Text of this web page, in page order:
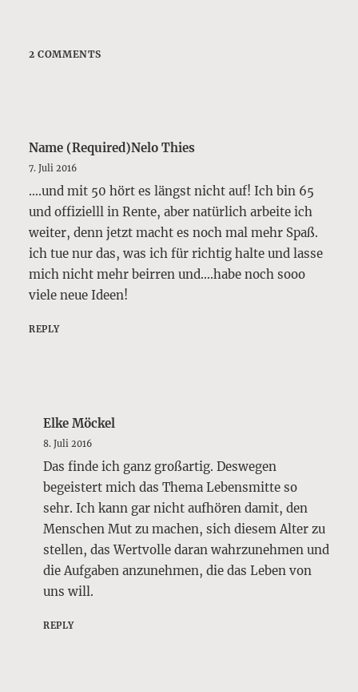
2 COMMENTS
Name (required)Nelo Thies
7. Juli 2016
….und mit 50 hört es längst nicht auf! Ich bin 65
und offizielll in Rente, aber natürlich arbeite ich
weiter, denn jetzt macht es noch mal mehr Spaß.
ich tue nur das, was ich für richtig halte und lasse
mich nicht mehr beirren und….habe noch sooo
viele neue Ideen!
REPLY
Elke Möckel
8. Juli 2016
Das finde ich ganz großartig. Deswegen
begeistert mich das Thema Lebensmitte so
sehr. Ich kann gar nicht aufhören damit, den
Menschen Mut zu machen, sich diesem Alter zu
stellen, das Wertvolle daran wahrzunehmen und
die Aufgaben anzunehmen, die das Leben von
uns will.
REPLY